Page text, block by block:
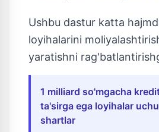
Ushbu dastur katta
loyihalarini
yaratishni
1 milliard so'mgacha
ta'sirga ega loyihalar
shartlar